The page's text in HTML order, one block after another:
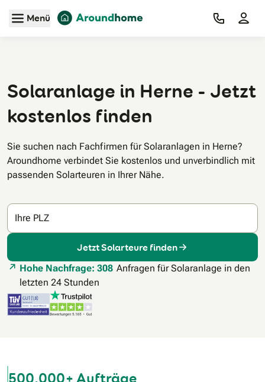
Zum Hauptinhalt
Menü
Solaranlage in Herne - Jetzt
kostenlos finden
Sie suchen nach Fachfirmen für Solaranlagen in Herne?
Aroundhome verbindet Sie kostenlos und unverbindlich mit
passenden Solarteuren in Ihrer Nähe.
Ihre PLZ
Jetzt Solarteure finden
Hohe Nachfrage: 308 Anfragen für Solaranlage in den
letzten 24 Stunden
500.000+ Aufträge